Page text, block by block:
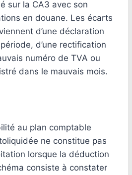
sur la CA3 avec son
en douane. Les écarts
d’une déclaration
d’une rectification
numéro de TVA ou
dans le mauvais mois.
au plan comptable
ne constitue pas
lorsque la déduction
consiste à constater